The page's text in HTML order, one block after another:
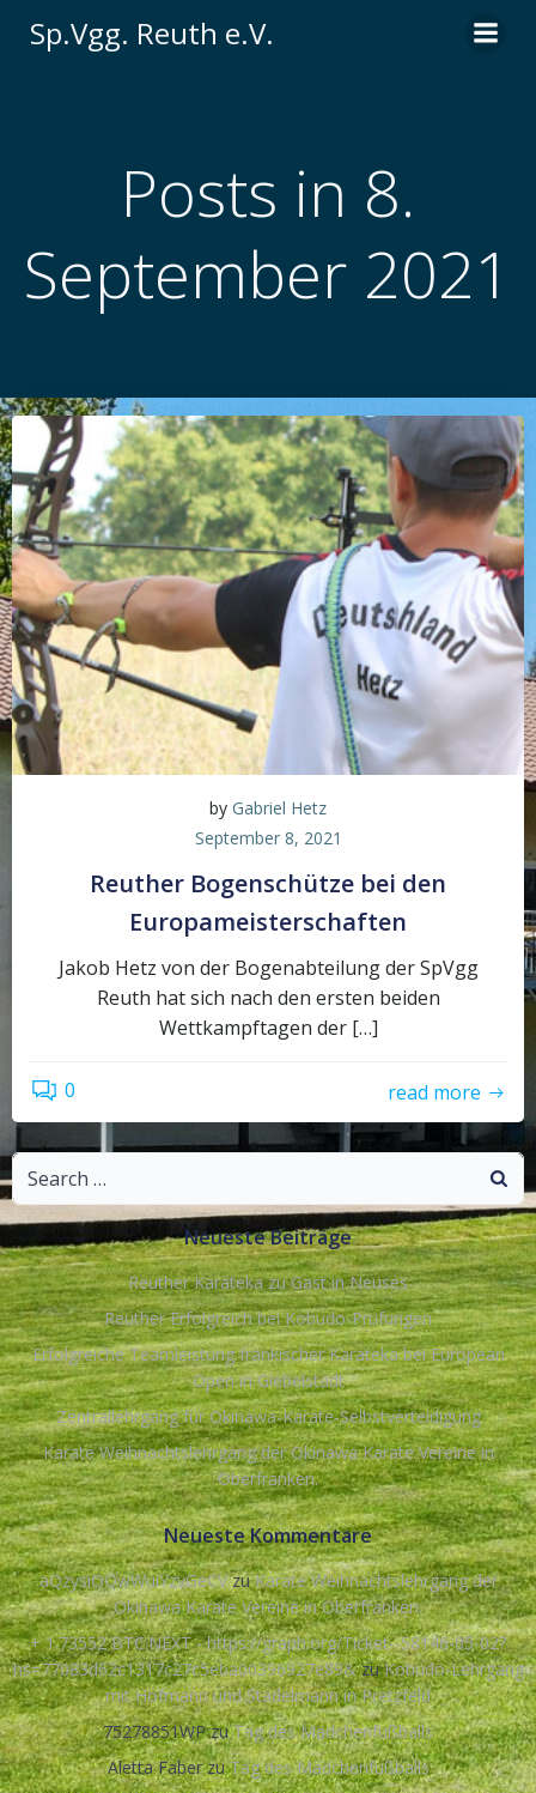
Inhalt
Sp.Vgg. Reuth e.V.
Posts in 8.
September 2021
by Gabriel Hetz
September 8, 2021
Reuther Bogenschütze bei den
Europameisterschaften
Jakob Hetz von der Bogenabteilung der SpVgg
Reuth hat sich nach den ersten beiden
Wettkampftagen der […]
0 read more
Search
for:
Neueste Beiträge
Reuther Karateka zu Gast in Neuses
Reuther Erfolgreich bei Kobudo-Prüfungen
Erfolgreiche Teamleistung fränkischer Karateka bei European
Open in Giebelstadt
Zentrallehrgang für Okinawa-Karate-Selbstverteidigung
Karate Weihnachtslehrgang der Okinawa Karate Vereine in
Oberfranken.
Neueste Kommentare
aQzysiOQwWuiYzvGeCVzuKarate Weihnachtslehrgang der
Okinawa Karate Vereine in Oberfranken.
+ 1.73552 BTC.NEXT - https://graph.org/Ticket--58146-05-02?
hs=77083d62c1317c27c5eba00396927e89&zuKobudo-Lehrgang
mit Hofmann und Stadelmann in Pretzfeld
75278851WPzuTag des Mädchenfußballs
Aletta FaberzuTag des Mädchenfußballs